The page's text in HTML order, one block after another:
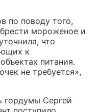
по поводу того,
мороженое и
что
к
питания.
не требуется»,
гордумы Сергей